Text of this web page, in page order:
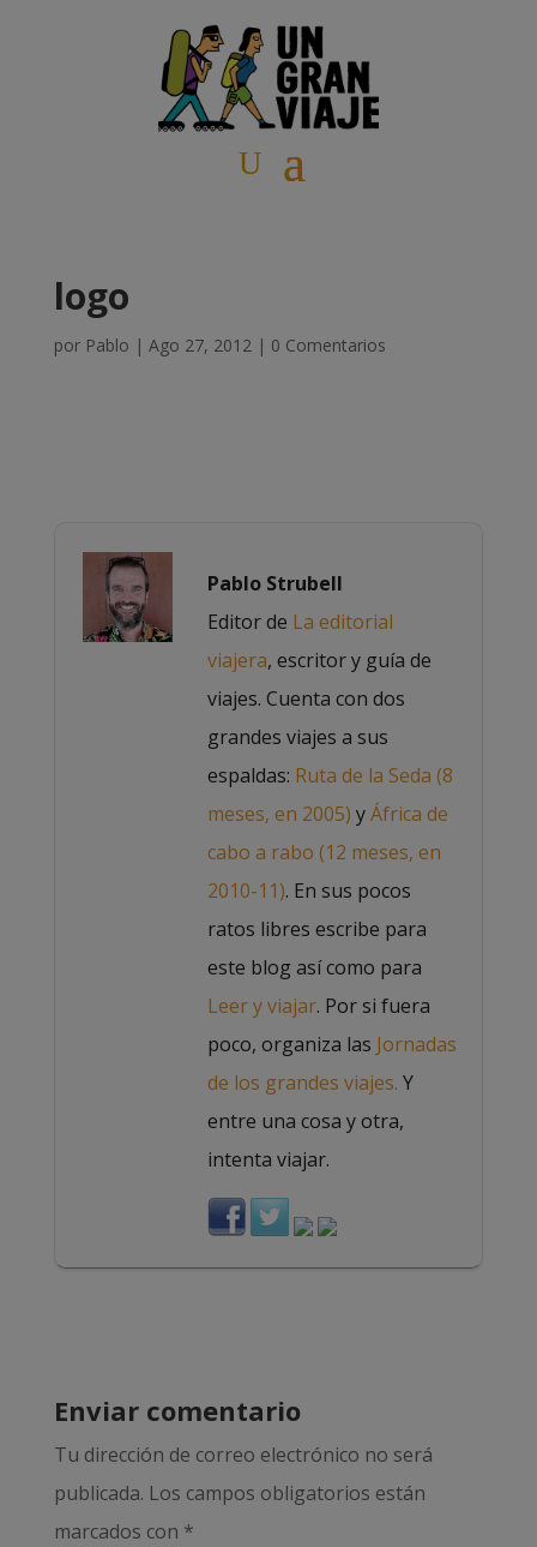
logo
por Pablo | Ago 27, 2012 | 0 Comentarios
Pablo Strubell
Editor de La editorial
viajera, escritor y guía de
viajes. Cuenta con dos
grandes viajes a sus
espaldas: Ruta de la Seda (8
meses, en 2005) yÁfrica de
cabo a rabo (12 meses, en
2010-11). En sus pocos
ratos libres escribe para
este blog así como para
Leer y viajar. Por si fuera
poco, organiza las Jornadas
de los grandes viajes. Y
entre una cosa y otra,
intenta viajar.
Enviar comentario
Tu dirección de correo electrónico no será
publicada. Los campos obligatorios están
marcados con *